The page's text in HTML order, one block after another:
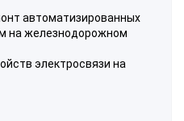
автоматизированных
на железнодорожном
электросвязи на